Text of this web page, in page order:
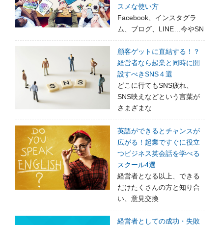
スメな使い方
Facebook、インスタグラ
ム、ブログ、LINE…今やSN
顧客ゲットに直結する！？
経営者なら起業と同時に開
設すべきSNS４選
どこに行てもSNS疲れ、
SNS映えなどという言葉が
さまざまな
英語ができるとチャンスが
広がる！起業ですぐに役立
つビジネス英会話を学べる
スクール4選
経営者となる以上、できる
だけたくさんの方と知り合
い、意見交換
経営者としての成功・失敗